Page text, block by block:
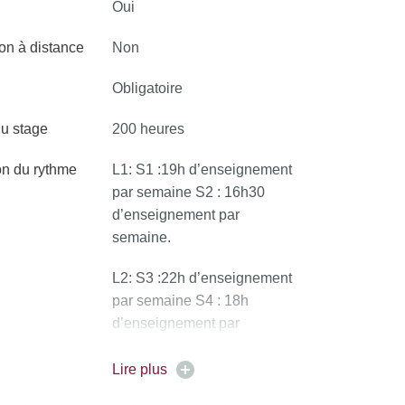
Oui
à distance Non
Obligatoire
stage 200 heures
du rythme
L1: S1 :19h d’enseignement
par semaine S2 : 16h30
d’enseignement par
semaine.
L2: S3 :22h d’enseignement
par semaine S4 : 18h
d’enseignement par
Lire plus